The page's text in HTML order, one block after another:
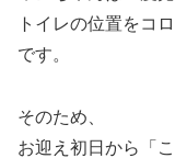
トイレの位置をコ
です。
そのため、
お迎え初日から「